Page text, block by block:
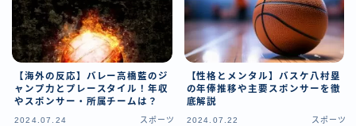
【海外の反応】バレー高橋藍のジ
ャンプ力とプレースタイル！年収
やスポンサー・所属チームは？
2024.07.24 スポーツ
【性格とメンタル】バスケ八村塁
の年俸推移や主要スポンサーを徹
底解説
2024.07.22 スポーツ